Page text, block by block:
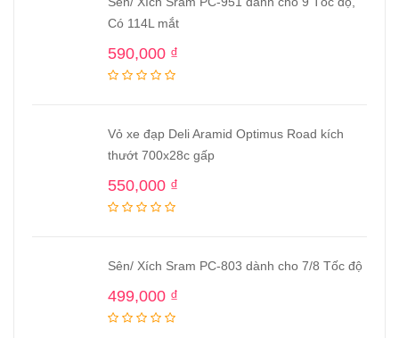
Có 114L mắt
590,000 ₫
Vỏ xe đạp Deli Aramid Optimus Road kích
thướt 700x28c gấp
550,000 ₫
Sên/ Xích Sram PC-803 dành cho 7/8 Tốc độ
499,000 ₫